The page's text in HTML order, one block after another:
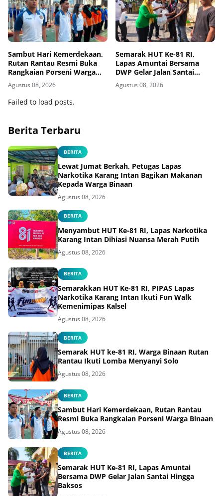
Sambut Hari Kemerdekaan,
Rutan Rantau Resmi Buka
Rangkaian Porseni Warga
Binaan
Agustus 08, 2026
Semarak HUT Ke-81 RI,
Lapas Amuntai Bersama
DWP Gelar Jalan Santai
Hingga Baksos
Agustus 08, 2026
Failed to load posts.
Berita Terbaru
BERITA
Lewat Jumat Berkah, Petugas Lapas
Narkotika Karang Intan Bagikan Makanan
Kepada Warga Binaan
Agustus 08, 2026
BERITA
Menyambut HUT Ke-81 RI, Lapas Narkotika
Karang Intan Dihiasi Nuansa Merah Putih
Agustus 08, 2026
BERITA
Semarakkan HUT Ke-81 RI, PIPAS Lapas
Narkotika Karang Intan Ikuti Fun Walk
Kemenimipas Kalsel
Agustus 08, 2026
BERITA
Semarak HUT ke-81 RI, Warga Binaan Rutan
Rantau Ikuti Lomba Menyanyi Solo
Agustus 08, 2026
BERITA
Sambut Hari Kemerdekaan, Rutan Rantau
Resmi Buka Rangkaian Porseni Warga Binaan
Agustus 08, 2026
BERITA
Semarak HUT Ke-81 RI, Lapas Amuntai
Bersama DWP Gelar Jalan Santai Hingga
Baksos